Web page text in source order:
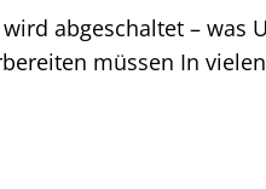
wird abgeschaltet – was
müssen In